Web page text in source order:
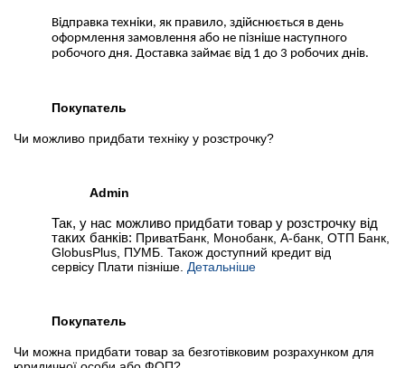
Відправка техніки, як правило, здійснюється в день
оформлення замовлення або не пізніше наступного
робочого дня. Доставка займає від 1 до 3 робочих днів.
Покупатель
Чи можливо придбати техніку у розстрочку?
Admin
Так, у нас можливо придбати товар у розстрочку від
таких банків: ПриватБанк, Монобанк, А-банк, ОТП Банк,
GlobusPlus, ПУМБ. Також доступний кредит від
сервісу Плати пізніше. Детальніше
Покупатель
Чи можна придбати товар за безготівковим розрахунком для